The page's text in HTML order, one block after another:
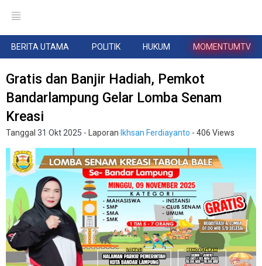
BERITA UTAMA POLITIK HUKUM MOMENTUMTV
Gratis dan Banjir Hadiah, Pemkot
Bandarlampung Gelar Lomba Senam
Kreasi
Tanggal 31 Okt 2025 - Laporan Ikhsan Ferdiayanto - 406 Views